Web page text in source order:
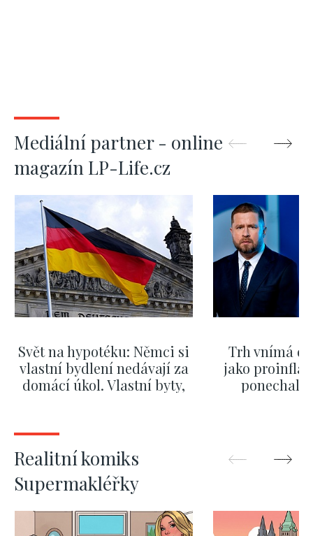
Mediální partner - online
magazín LP-Life.cz
Svět na hypotéku: Němci si
vlastní bydlení nedávají za
domácí úkol. Vlastní byty,
Trh vnímá
jako
ponechali
Realitní komiks
Supermakléřky